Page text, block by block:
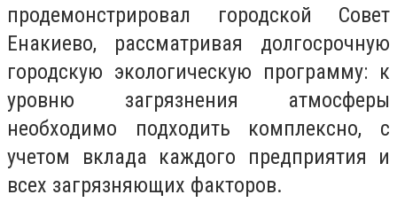
продемонстрировал городской Совет
Енакиево, рассматривая долгосрочную
городскую экологическую программу: к
уровню загрязнения атмосферы
необходимо подходить комплексно, с
учетом вклада каждого предприятия и
всех загрязняющих факторов.